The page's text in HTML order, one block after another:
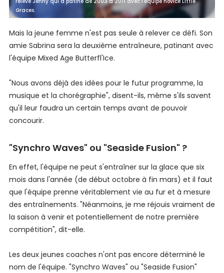
Graces.
Mais la jeune femme n'est pas seule à relever ce défi. Son
amie Sabrina sera la deuxième entraîneure, patinant avec
l'équipe Mixed Age Butterfl'Ice.
"Nous avons déjà des idées pour le futur programme, la
musique et la chorégraphie", disent-ils, même s'ils savent
qu'il leur faudra un certain temps avant de pouvoir
concourir.
"Synchro Waves" ou "Seaside Fusion" ?
En effet, l'équipe ne peut s'entraîner sur la glace que six
mois dans l'année (de début octobre à fin mars) et il faut
que l'équipe prenne véritablement vie au fur et à mesure
des entraînements. "Néanmoins, je me réjouis vraiment de
la saison à venir et potentiellement de notre première
compétition", dit-elle.
Les deux jeunes coaches n'ont pas encore déterminé le
nom de l'équipe. "Synchro Waves" ou "Seaside Fusion"